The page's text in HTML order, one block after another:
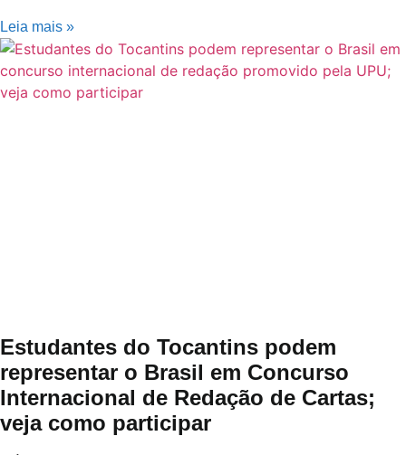
Leia mais »
Estudantes do Tocantins podem
representar o Brasil em Concurso
Internacional de Redação de Cartas;
veja como participar